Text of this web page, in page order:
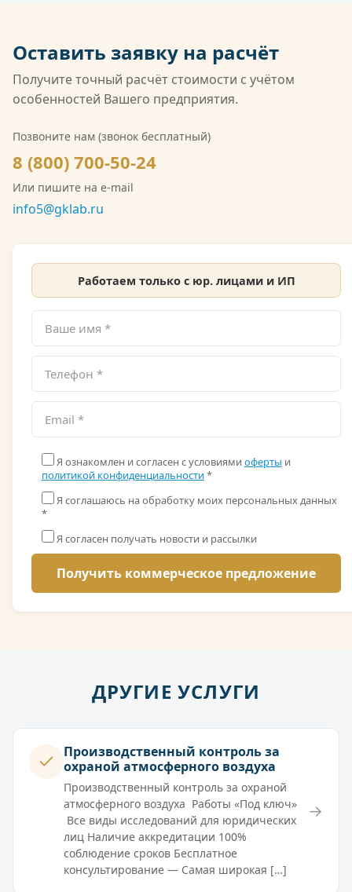
того, компания имеет лицензию Росгидромета
(Л039-00117-77/02547257) на деятельность в
области гидрометеорологии, включающую
водных объектов и почв. Также имеется допуск
СРО на выполнение инженерно-экологических
изысканий. Со скан-копией лицензии
Росгидромета можно ознакомиться на сайте.
Оставить заявку на расчёт
Получите точный расчёт стоимости с учётом
особенностей Вашего предприятия.
Позвоните нам (звонок бесплатный)
8 (800) 700-50-24
Или пишите на e-mail
info5@gklab.ru
Работаем только с юр. лицами и ИП
Я ознакомлен и согласен с условиями оферты и
политикой конфиденциальности*
Я соглашаюсь на обработку моих персональных данных
*
Я согласен получать новости и рассылки
ДРУГИЕ УСЛУГИ
Производственный контроль за
охраной атмосферного воздуха
Производственный контроль за охраной
атмосферного воздуха Работы «Под ключ»
Все виды исследований для юридических
лиц Наличие аккредитации 100%
соблюдение сроков Бесплатное
консультирование — Самая широкая […]
→